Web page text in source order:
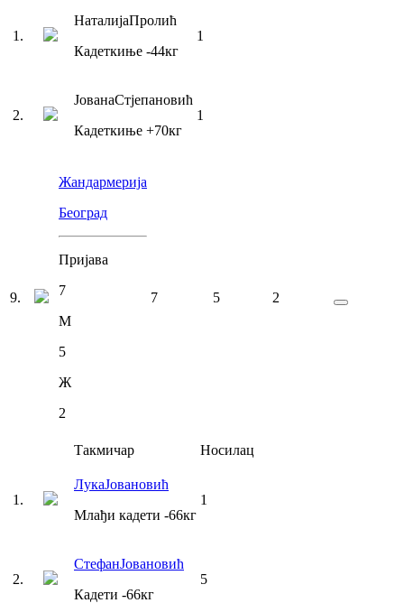
1 .
НаталијаПролић
Кадеткиње -44кг
1
2.
ЈованаСтјепановић
Кадеткиње +70кг
1
9.
Жандармерија
Београд
Пријава
7
М
5
Ж
2
7 5 2
Такмичар Носилац
1 .
ЛукаЈовановић
Млађи кадети -66кг
1
2.
СтефанЈовановић
Кадети -66кг
5